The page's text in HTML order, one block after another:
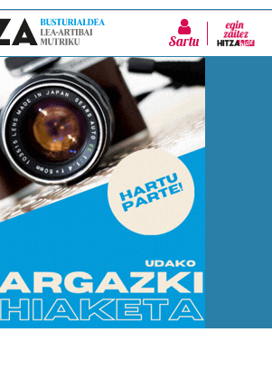
Sartu